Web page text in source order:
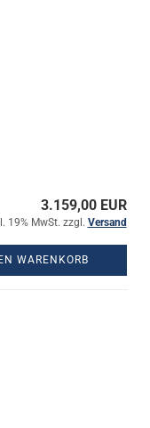
3.159,00 EUR
19% MwSt. zzgl. Versand
WARENKORB